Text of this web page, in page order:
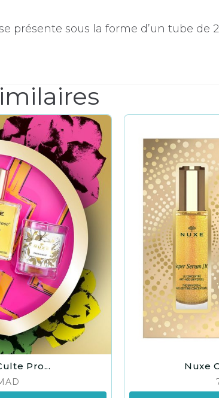
présente sous la forme d’un tube de
Pro... Nuxe